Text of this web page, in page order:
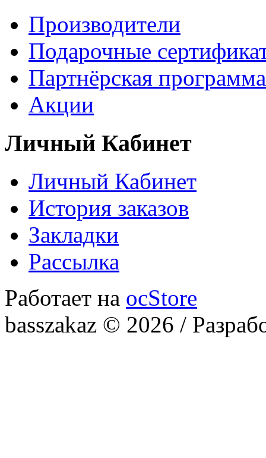
Производители
Подарочные
Партнёрская программа
Акции
Личный Кабинет
Личный Кабинет
История заказов
Закладки
Рассылка
Работает на ocStore
basszakaz © 2026 /